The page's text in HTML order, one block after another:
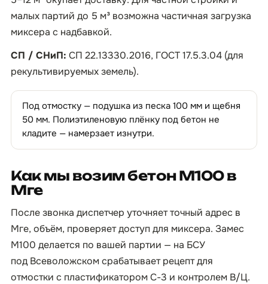
малых партий до 5 м³ возможна частичная загрузка
миксера с надбавкой.
СП / СНиП: СП 22.13330.2016, ГОСТ 17.5.3.04 (для
рекультивируемых земель).
Под отмостку — подушка из песка 100 мм и щебня
50 мм. Полиэтиленовую плёнку под бетон не
кладите — намерзает изнутри.
Как мы возим бетон М100 в
Мге
После звонка диспетчер уточняет точный адрес в
Мге, объём, проверяет доступ для миксера. Замес
М100 делается по вашей партии — на БСУ
под Всеволожском срабатывает рецепт для
отмостки с пластификатором С-3 и контролем В/Ц.